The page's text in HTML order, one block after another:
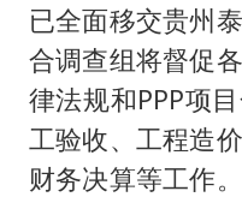
已全面移交贵州
合调查组将督促
律法规和PPP项
工验收、工程造
财务决算等工作